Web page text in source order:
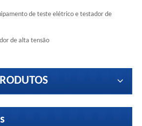
de teste elétrico e testador de
de alta tensão